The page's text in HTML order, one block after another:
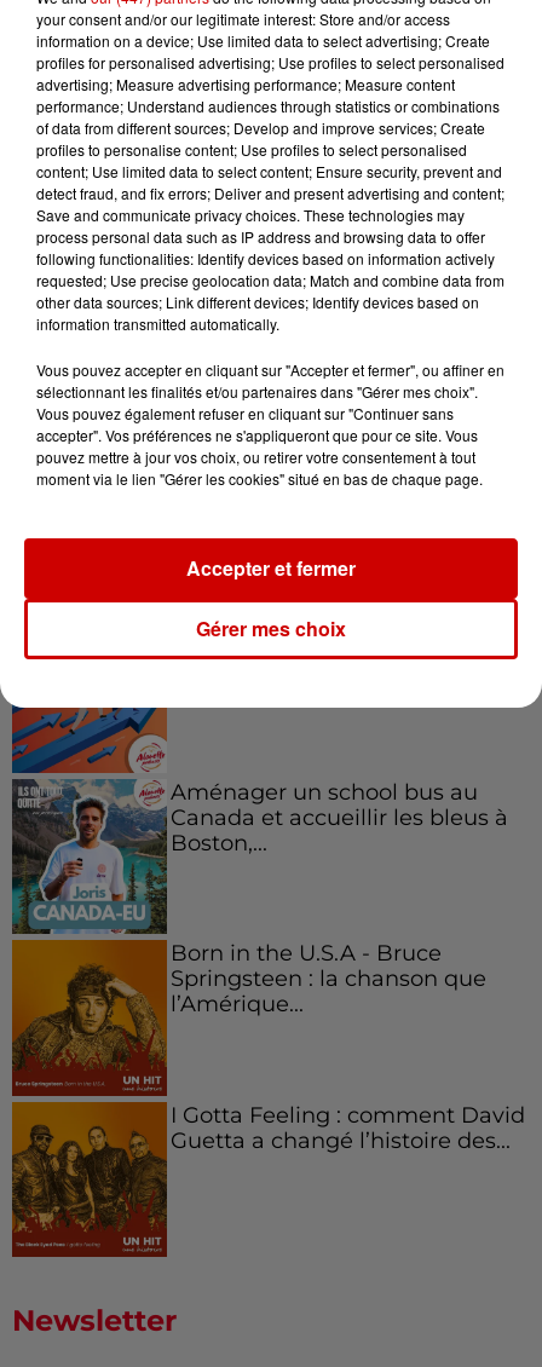
Le Duel - Gagnez vos entrées
pour l'un des zoos de nos
régions !
Destination Vacances - Gagnez
votre séjour en famille au cœur
de la...
vous !
Kelly Massol, figure
emblématique de
Aménager un school bus au
Canada et accueillir les bleus à
Boston,...
Born in the U.S.A - Bruce
Springsteen : la chanson que
l’Amérique...
I Gotta Feeling : comment David
Guetta a changé l’histoire des...
Newsletter
your consent and/or our legitimate interest: Store and/or access
information on a device; Use limited data to select advertising; Create
profiles for personalised advertising; Use profiles to select personalised
advertising; Measure advertising performance; Measure content
performance; Understand audiences through statistics or combinations
of data from different sources; Develop and improve services; Create
profiles to personalise content; Use profiles to select personalised
content; Use limited data to select content; Ensure security, prevent and
detect fraud, and fix errors; Deliver and present advertising and content;
Save and communicate privacy choices. These technologies may
process personal data such as IP address and browsing data to offer
following functionalities: Identify devices based on information actively
requested; Use precise geolocation data; Match and combine data from
other data sources; Link different devices; Identify devices based on
information transmitted automatically.
Vous pouvez accepter en cliquant sur "Accepter et fermer", ou affiner en
sélectionnant les finalités et/ou partenaires dans "Gérer mes choix".
Vous pouvez également refuser en cliquant sur "Continuer sans
accepter". Vos préférences ne s'appliqueront que pour ce site. Vous
pouvez mettre à jour vos choix, ou retirer votre consentement à tout
moment via le lien "Gérer les cookies" situé en bas de chaque page.
Gérer mes choix
Accepter et fermer